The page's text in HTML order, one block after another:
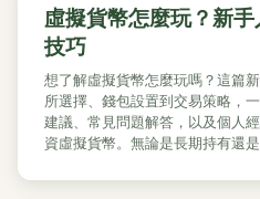
虛擬貨幣怎麼玩？新
技巧
想了解虛擬貨幣怎麼玩嗎？這篇
所選擇、錢包設置到交易策略，
建議、常見問題解答，以及個人
資虛擬貨幣。無論是長期持有還